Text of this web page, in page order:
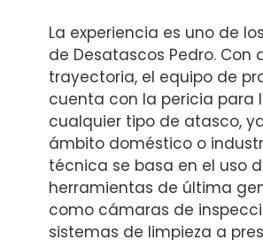
La experiencia es uno de
de Desatascos Pedro. Con
trayectoria, el equipo de
cuenta con la pericia para
cualquier tipo de atasco,
ámbito doméstico o
técnica se basa en el uso
herramientas de última
como cámaras de
sistemas de limpieza a